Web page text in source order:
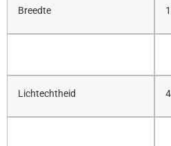
Breedte
Lichtechtheid